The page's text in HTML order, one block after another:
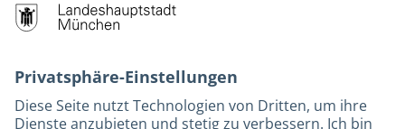
M-Strom
Bürgerservice
Kontakt